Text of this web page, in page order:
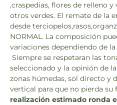
,craspedias, flores de relleno
otros verdes. El remate de la
desde
NORMAL. La composición
variaciones dependiendo de
Siempre se respetaran las
seleccionado y la opinión de
zonas húmedas, sol directo y
vertical para que no pierda su
realización estimado ronda